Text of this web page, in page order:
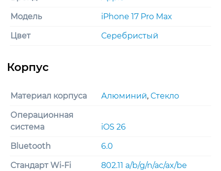
Модель iPhone 17 Pro Max
Цвет Серебристый
Материал корпуса Алюминий, Стекло
Операционная
система
iOS 26
Bluetooth 6.0
Стандарт Wi-Fi 802.11 a/b/g/n/ac/ax/be